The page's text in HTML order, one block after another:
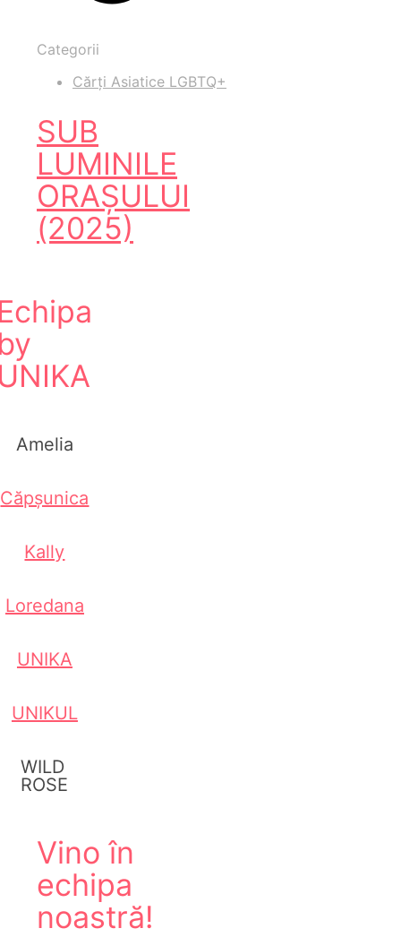
Categorii
Cărți Asiatice LGBTQ+
SUB
LUMINILE
ORAȘULUI
(2025)
Amelia
Căpșunica
Kally
Loredana
UNIKA
UNIKUL
WILD
ROSE
Vino în
echipa
noastră!